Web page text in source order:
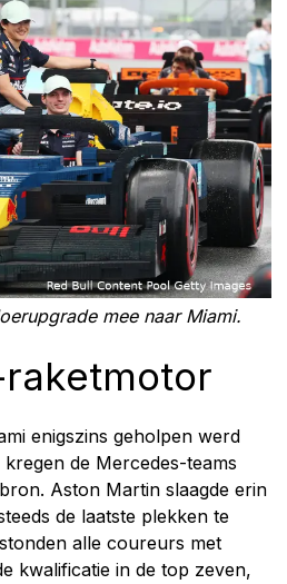
mee naar Miami.
enigszins geholpen werd
de Mercedes-teams
Aston Martin slaagde erin
de laatste plekken te
alle coureurs met
kwalificatie in de top zeven,